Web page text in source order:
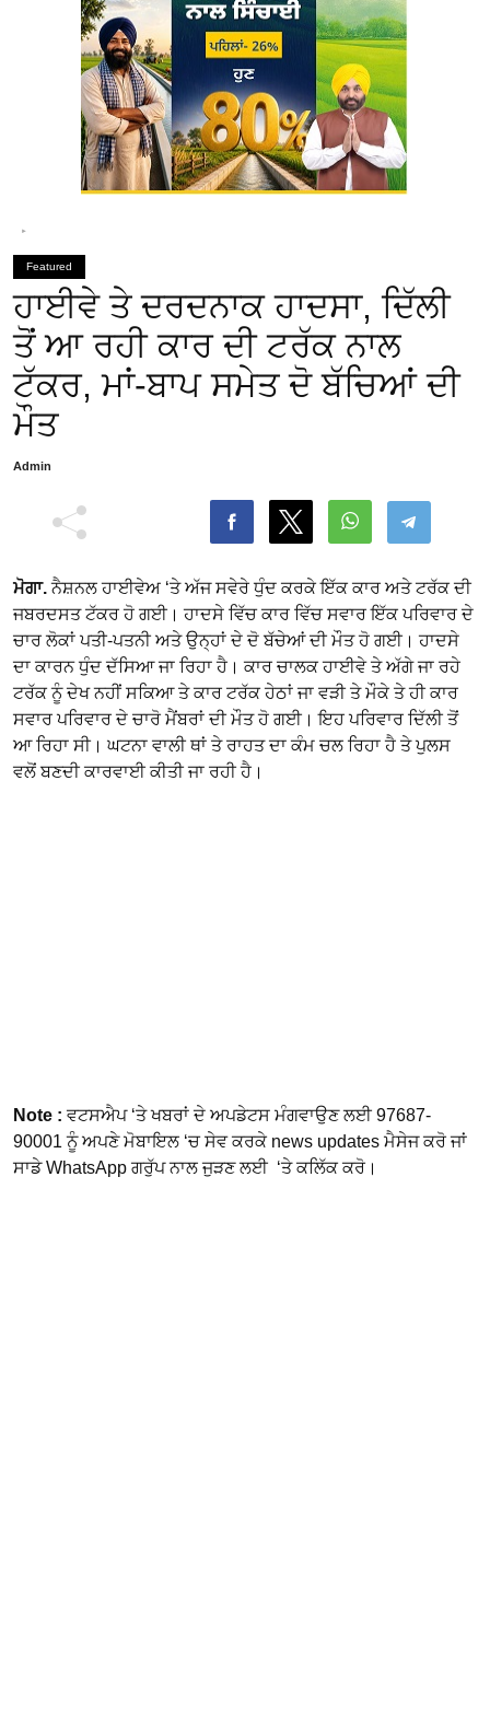
Featured
ਹਾਈਵੇ ਤੇ ਦਰਦਨਾਕ ਹਾਦਸਾ, ਦਿੱਲੀ
ਤੋਂ ਆ ਰਹੀ ਕਾਰ ਦੀ ਟਰੱਕ ਨਾਲ
ਟੱਕਰ, ਮਾਂ-ਬਾਪ ਸਮੇਤ ਦੋ ਬੱਚਿਆਂ ਦੀ
ਮੌਤ
Admin
ਮੋਗਾ.ਨੈਸ਼ਨਲ ਹਾਈਵੇਅ ‘ਤੇ ਅੱਜ ਸਵੇਰੇ ਧੁੰਦ ਕਰਕੇ ਇੱਕ ਕਾਰ ਅਤੇ ਟਰੱਕ ਦੀ
ਜਬਰਦਸਤ ਟੱਕਰ ਹੋ ਗਈ। ਹਾਦਸੇ ਵਿੱਚ ਕਾਰ ਵਿੱਚ ਸਵਾਰ ਇੱਕ ਪਰਿਵਾਰ ਦੇ
ਚਾਰ ਲੋਕਾਂ ਪਤੀ-ਪਤਨੀ ਅਤੇ ਉਨ੍ਹਾਂ ਦੇ ਦੋ ਬੱਚੇਆਂ ਦੀ ਮੌਤ ਹੋ ਗਈ। ਹਾਦਸੇ
ਦਾ ਕਾਰਨ ਧੁੰਦ ਦੱਸਿਆ ਜਾ ਰਿਹਾ ਹੈ। ਕਾਰ ਚਾਲਕ ਹਾਈਵੇ ਤੇ ਅੱਗੇ ਜਾ ਰਹੇ
ਟਰੱਕ ਨੂੰ ਦੇਖ ਨਹੀਂ ਸਕਿਆ ਤੇ ਕਾਰ ਟਰੱਕ ਹੇਠਾਂ ਜਾ ਵੜੀ ਤੇ ਮੌਕੇ ਤੇ ਹੀ ਕਾਰ
ਸਵਾਰ ਪਰਿਵਾਰ ਦੇ ਚਾਰੋ ਮੈਂਬਰਾਂ ਦੀ ਮੌਤ ਹੋ ਗਈ। ਇਹ ਪਰਿਵਾਰ ਦਿੱਲੀ ਤੋਂ
ਆ ਰਿਹਾ ਸੀ। ਘਟਨਾ ਵਾਲੀ ਥਾਂ ਤੇ ਰਾਹਤ ਦਾ ਕੰਮ ਚਲ ਰਿਹਾ ਹੈ ਤੇ ਪੁਲਸ
ਵਲੋਂ ਬਣਦੀ ਕਾਰਵਾਈ ਕੀਤੀ ਜਾ ਰਹੀ ਹੈ।
Note : ਵਟਸਐਪ ‘ਤੇ ਖਬਰਾਂ ਦੇ ਅਪਡੇਟਸ ਮੰਗਵਾਉਣ ਲਈ 97687-
90001 ਨੂੰ ਅਪਣੇ ਮੋਬਾਇਲ ‘ਚ ਸੇਵ ਕਰਕੇ news updates ਮੈਸੇਜ ਕਰੋ ਜਾਂ
ਸਾਡੇ WhatsApp ਗਰੁੱਪ ਨਾਲ ਜੁੜਣ ਲਈ ‘ਤੇ ਕਲਿੱਕ ਕਰੋ।